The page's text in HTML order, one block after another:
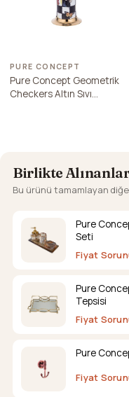
PURE CONCEPT
Pure Concept Geometrik
Checkers Altın Sıvı
Birlikte
Bu ürünü tamamlayan
Pure
Seti
Fiyat
Pure
Tepsisi
Fiyat
Pure
Fiyat